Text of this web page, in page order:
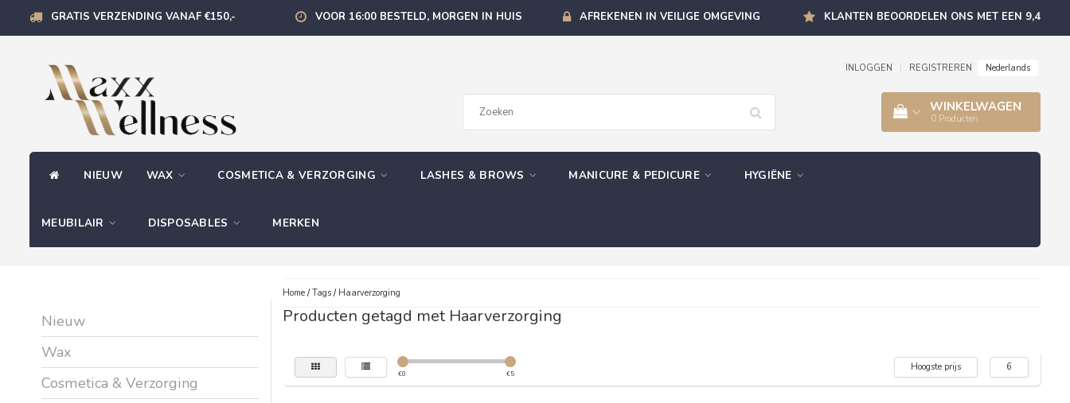
GRATIS VERZENDING VANAF €150,- VOOR 16:00 BESTELD, MORGEN IN HUIS AFREKENEN IN VEILIGE OMGEVING KLANTEN BEOORDELEN ONS MET EEN 9,4
INLOGGEN REGISTREREN Nederlands
WINKELWAGEN
0 Producten
NIEUW WAX COSMETICA & VERZORGING LASHES & BROWS MANICURE & PEDICURE HYGIËNE
MEUBILAIR DISPOSABLES MERKEN
Nieuw
Wax
Cosmetica & Verzorging
Home/Tags/ Haarverzorging
Producten getagd met Haarverzorging
€0 €5
Hoogste prijs 6